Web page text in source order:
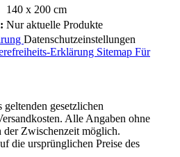
140 x 200 cm
Nur aktuelle Produkte
Datenschutzeinstellungen
Erklärung Sitemap Für
gesetzlichen
Alle Angaben ohne
Zwischenzeit möglich.
die ursprünglichen Preise des